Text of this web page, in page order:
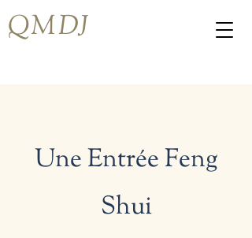
QMDJ
Une Entrée Feng
Shui